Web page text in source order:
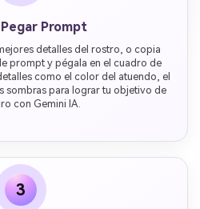
Prompt
detalles del rostro, o copia
prompt y pégala en el cuadro de
como el color del atuendo, el
sombras para lograr tu objetivo de
con Gemini IA.
3